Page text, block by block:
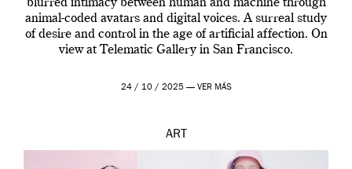
blurred intimacy between human and machine through
animal-coded avatars and digital voices. A surreal study
of desire and control in the age of artificial affection. On
view at Telematic Gallery in San Francisco.
24 / 10 / 2025 — VER MÁS
ART